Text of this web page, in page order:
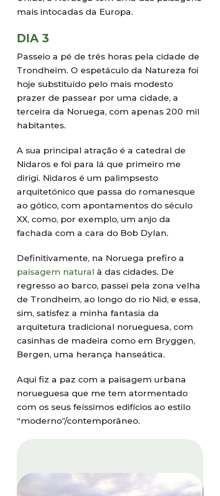
mais intocadas da Europa.
DIA 3
Passeio a pé de três horas pela cidade de
Trondheim. O espetáculo da Natureza foi
hoje substituído pelo mais modesto
prazer de passear por uma cidade, a
terceira da Noruega, com apenas 200 mil
habitantes.
A sua principal atração é a catedral de
Nidaros e foi para lá que primeiro me
dirigi. Nidaros é um palimpsesto
arquitetónico que passa do romanesque
ao gótico, com apontamentos do século
XX, como, por exemplo, um anjo da
fachada com a cara do Bob Dylan.
Definitivamente, na Noruega prefiro a
paisagem natural à das cidades. De
regresso ao barco, passei pela zona velha
de Trondheim, ao longo do rio Nid, e essa,
sim, satisfez a minha fantasia da
arquitetura tradicional norueguesa, com
casinhas de madeira como em Bryggen,
Bergen, uma herança hanseática.
Aqui fiz a paz com a paisagem urbana
norueguesa que me tem atormentado
com os seus feíssimos edifícios ao estilo
“moderno”/contemporâneo.